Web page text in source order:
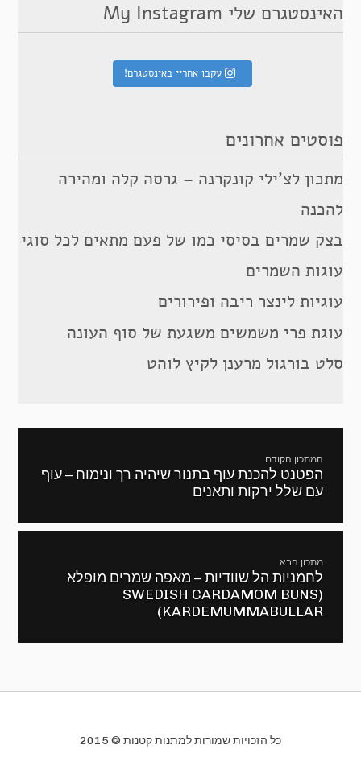
האינסטגרם שלי My Instagram
עקבו אחריי באינסטגרם!
פוסטים אחרונים
מתכון לצ’ילי קונקרנה – גרסה קלה ומהירה
להכנה
בצק שמרים בסיסי כמו של פעם מתאים לכל סוגי
עוגות השמרים
עוגיות לינצר ריבה ופירורים
עוגת פרי משמשים משגעת של סוף העונה
סלט בורגול מרענן לקיץ לוהט
המתכון הקודם
מתכון
קודם:
הפטנט להכנת עוף בתנור שיהיה רך ונימוח – עוף
עם שלל ירקות ותאנים
מתכון הבא
המתכון
הבא:
לחמניות הל שוודיות – מאפה שמרים מופלא
(SWEDISH CARDAMOM BUNS
(KARDEMUMMABULLAR
כל הזכויות שמורות למתנות קטנות © 2015